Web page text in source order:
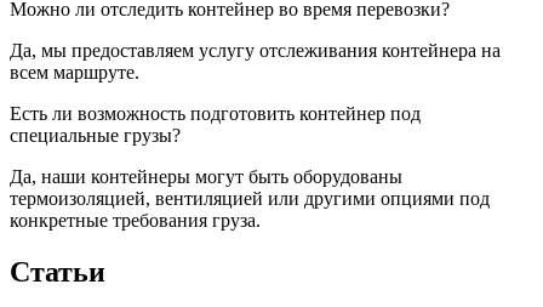
Можно ли отследить контейнер во время перевозки?
Да, мы предоставляем услугу отслеживания контейнера на
всем маршруте.
Есть ли возможность подготовить контейнер под
специальные грузы?
Да, наши контейнеры могут быть оборудованы
термоизоляцией, вентиляцией или другими опциями под
конкретные требования груза.
Статьи